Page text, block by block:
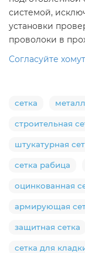
системой,
установки
проволоки в
Согласуйте
сетка
строительная
штукатурная
сетка рабица
оцинкованная
армирующая
защитная сетка
сетка для